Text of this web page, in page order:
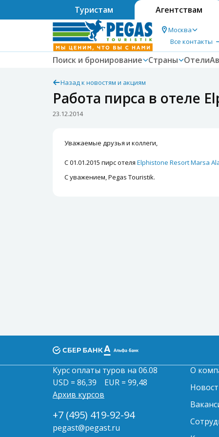
Туристам Агентствам
Москва
Все контакты
Поиск и бронирование Страны Отели
Назад к новостям и акциям
Работа пирса в отеле
23.12.2014
Уважаемые друзья и коллеги,
С 01.01.2015 пирс отеля Elphistone Resort Marsa
С уважением, Pegas Touristik.
Курс оплаты туров на 06.08
USD = 86,39
EUR = 99,48
Архив курсов
+7 (495) 419-92-94
pegast@pegast.ru
О